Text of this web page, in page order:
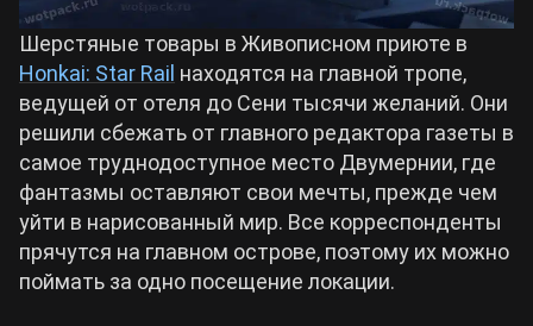
Path of Exile 2
Wuthering Waves
Roblox
Hogwarts Legacy
Билды Path of Exile 2
Шерстяные товары в Живописном приюте в
Honkai: Star Rail находятся на главной тропе,
ведущей от отеля до Сени тысячи желаний. Они
решили сбежать от главного редактора газеты в
самое труднодоступное место Двумернии, где
фантазмы оставляют свои мечты, прежде чем
уйти в нарисованный мир. Все корреспонденты
прячутся на главном острове, поэтому их можно
поймать за одно посещение локации.